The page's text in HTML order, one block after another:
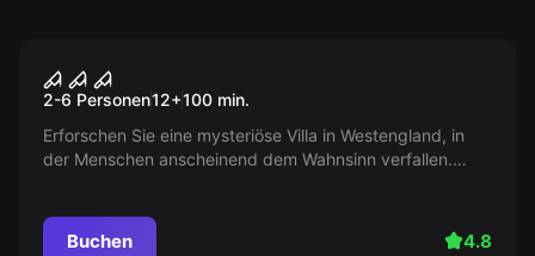
Villa des Wahnsinns
2-6 Personen12+100 min.
Erforschen Sie eine mysteriöse Villa in Westengland, in
der Menschen anscheinend dem Wahnsinn verfallen.
Buchen 4.8